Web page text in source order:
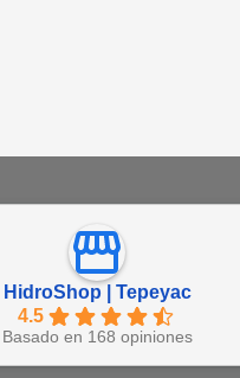
HidroShop | Tepeyac
4.5
Basado en 168 opiniones